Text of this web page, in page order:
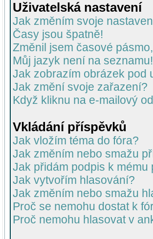
Uživatelská nastavení
Jak změním svoje
Časy jsou špatně!
Změnil jsem časové
Můj jazyk není na seznamu!
Jak zobrazím obrázek pod
Jak změní svoje zařazení?
Když kliknu na e-mailový
Vkládání příspěvků
Jak vložím téma do fóra?
Jak změním nebo smažu
Jak přidám podpis k mému
Jak vytvořím hlasování?
Jak změním nebo smažu
Proč se nemohu dostat k
Proč nemohu hlasovat v